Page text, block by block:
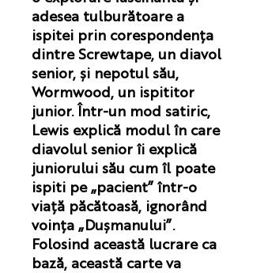
adesea tulburătoare a
ispitei prin corespondența
dintre Screwtape, un diavol
senior, și nepotul său,
Wormwood, un ispititor
junior. Într-un mod satiric,
Lewis explică modul în care
diavolul senior îi explică
juniorului său cum îl poate
ispiti pe „pacient” într-o
viață păcătoasă, ignorând
voința „Dușmanului”.
Folosind această lucrare ca
bază, această carte va